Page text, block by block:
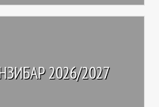
2026/2027